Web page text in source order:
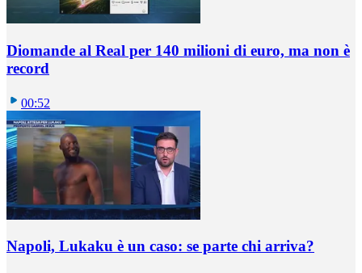
Diomande al Real per 140 milioni di euro, ma non è
record
00:52
Napoli, Lukaku è un caso: se parte chi arriva?